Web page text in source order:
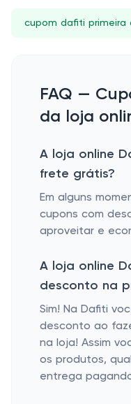
cupom dafiti primeira
FAQ —
da loja
A loja online
frete grátis?
Em alguns
cupons com
aproveitar e
A loja online
desconto na
Sim! Na Dafiti
desconto ao
na loja! Assim
os produtos,
entrega